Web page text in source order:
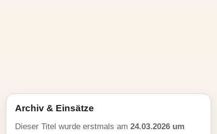
Archiv & Einsätze
Dieser Titel wurde erstmals am 24.03.2026 um